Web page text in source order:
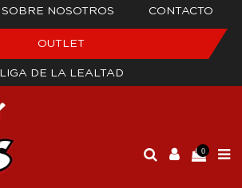
SOBRE NOSOTROS CONTACTO
OUTLET
LIGA DE LA LEALTAD
0